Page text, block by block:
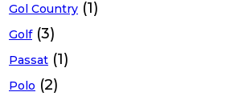
Gol Country (1)
Golf (3)
Passat (1)
Polo (2)